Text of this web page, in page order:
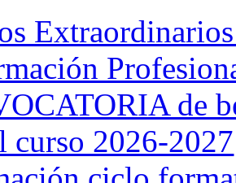
de
curso 2026-2027